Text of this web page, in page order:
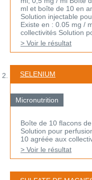
ml et boîte de 10 en
Solution injectable
Existe en : 0.05 mg /
collectivités Solution
> Voir le résultat
SELENIUM
Micronutrition
Boîte de 10 flacons
Solution pour
10 agréée aux
> Voir le résultat